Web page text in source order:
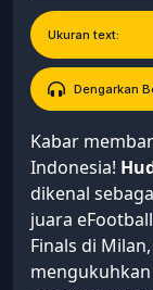
Ukuran text:
Dengarkan
Kabar
Indonesia!
dikenal
juara
Finals di